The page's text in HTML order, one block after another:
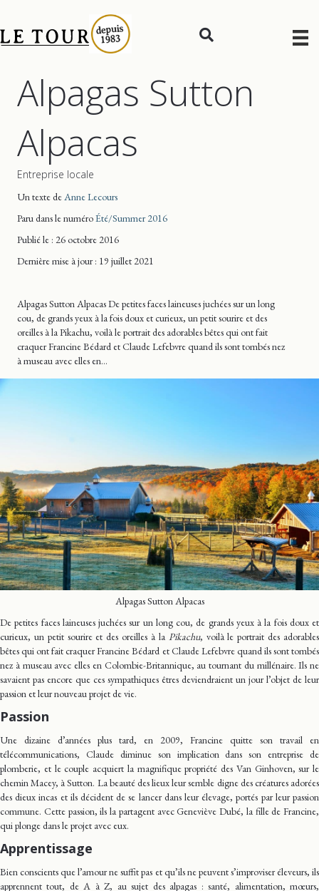
Alpagas Sutton
Alpacas
Entreprise locale
Un texte deAnne Lecours
Paru dans le numéroÉté/Summer 2016
Publié le : 26 octobre 2016
Dernière mise à jour: 19 juillet 2021
Alpagas Sutton Alpacas De petites faces laineuses juchées sur un long
cou, de grands yeux à la fois doux et curieux, un petit sourire et des
oreilles à la Pikachu, voilà le portrait des adorables bêtes qui ont fait
craquer Francine Bédard et Claude Lefebvre quand ils sont tombés nez
à museau avec elles en…
Alpagas Sutton Alpacas
De petites faces laineuses juchées sur un long cou, de grands yeux à la fois doux et
curieux, un petit sourire et des oreilles à la Pikachu, voilà le portrait des adorables
bêtes qui ont fait craquer Francine Bédard et Claude Lefebvre quand ils sont tombés
nez à museau avec elles en Colombie-Britannique, au tournant du millénaire. Ils ne
savaient pas encore que ces sympathiques êtres deviendraient un jour l’objet de leur
passion et leur nouveau projet de vie.
Passion
Une dizaine d’années plus tard, en 2009, Francine quitte son travail en
télécommunications, Claude diminue son implication dans son entreprise de
plomberie, et le couple acquiert la magnifique propriété des Van Ginhoven, sur le
chemin Macey, à Sutton. La beauté des lieux leur semble digne des créatures adorées
des dieux incas et ils décident de se lancer dans leur élevage, portés par leur passion
commune. Cette passion, ils la partagent avec Geneviève Dubé, la fille de Francine,
qui plonge dans le projet avec eux.
Apprentissage
Bien conscients que l’amour ne suffit pas et qu’ils ne peuvent s’improviser éleveurs, ils
apprennent tout, de A à Z, au sujet des alpagas : santé, alimentation, mœurs,